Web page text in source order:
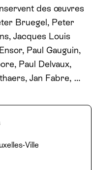
des œuvres
Bruegel, Peter
Jacques Louis
Paul Gauguin,
Paul Delvaux,
Jan Fabre, …
Ville